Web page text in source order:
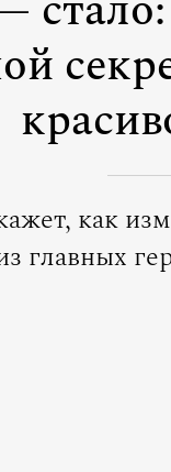
как
главных